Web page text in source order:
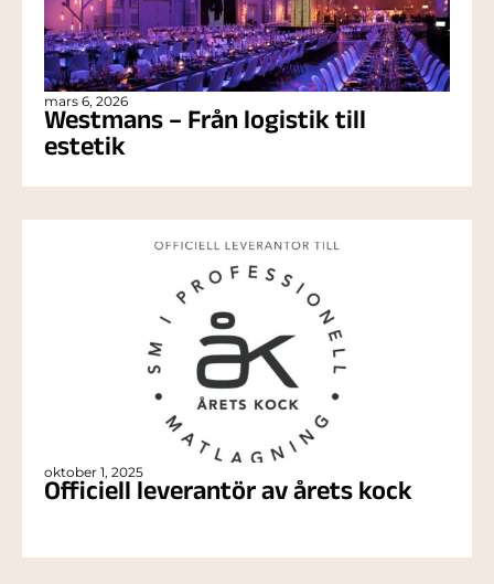
mars 6, 2026
Westmans – Från logistik till
estetik
oktober 1, 2025
Officiell leverantör av årets kock